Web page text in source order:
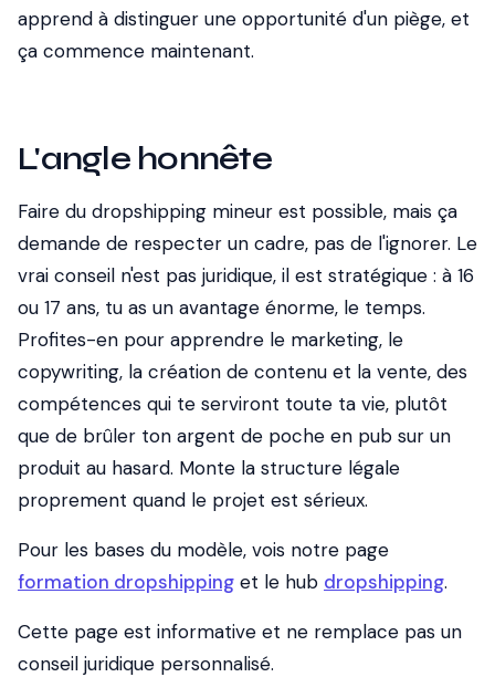
apprend à distinguer une opportunité d'un piège, et
ça commence maintenant.
L'angle honnête
Faire du dropshipping mineur est possible, mais ça
demande de respecter un cadre, pas de l'ignorer. Le
vrai conseil n'est pas juridique, il est stratégique : à 16
ou 17 ans, tu as un avantage énorme, le temps.
Profites-en pour apprendre le marketing, le
copywriting, la création de contenu et la vente, des
compétences qui te serviront toute ta vie, plutôt
que de brûler ton argent de poche en pub sur un
produit au hasard. Monte la structure légale
proprement quand le projet est sérieux.
Pour les bases du modèle, vois notre page
formation dropshipping et le hub dropshipping.
Cette page est informative et ne remplace pas un
conseil juridique personnalisé.